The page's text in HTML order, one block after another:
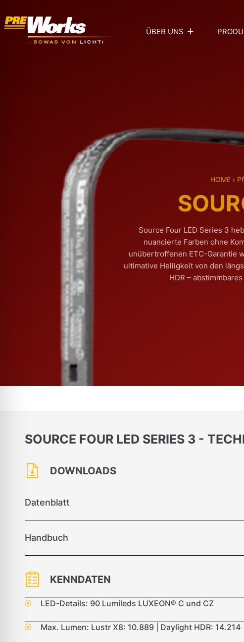
ÜBER UNS
HOME ›
Source Four LED Series 3
nuancierte Farben ohne
unübertroffenen ETC-Garantie
ultimative Helligkeit von den
HDR –
SOURCE FOUR LED SERIES 3 -
DOWNLOADS
Datenblatt
Handbuch
KENNDATEN
LED-Details: 90 Lumileds LUXEON® C und CZ
Max. Lumen: Lustr X8: 10.889 | Daylight HDR: 14.214